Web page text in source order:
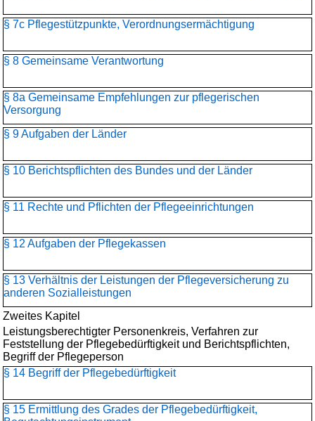
§ 7c Pflegestützpunkte, Verordnungsermächtigung
§ 8 Gemeinsame Verantwortung
§ 8a Gemeinsame Empfehlungen zur pflegerischen
Versorgung
§ 9 Aufgaben der Länder
§ 10 Berichtspflichten des Bundes und der Länder
§ 11 Rechte und Pflichten der Pflegeeinrichtungen
§ 12 Aufgaben der Pflegekassen
§ 13 Verhältnis der Leistungen der Pflegeversicherung zu
anderen Sozialleistungen
Zweites Kapitel
Leistungsberechtigter Personenkreis, Verfahren zur
Feststellung der Pflegebedürftigkeit und Berichtspflichten,
Begriff der Pflegeperson
§ 14 Begriff der Pflegebedürftigkeit
§ 15 Ermittlung des Grades der Pflegebedürftigkeit,